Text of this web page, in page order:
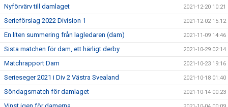
Nyförvärv till damlaget 2021-12-20 10:21
Serieförslag 2022 Division 1 2021-12-02 15:12
En liten summering från lagledaren (dam) 2021-11-09 14:46
Sista matchen för dam, ett härligt derby 2021-10-29 02:14
Matchrapport Dam 2021-10-23 19:16
Serieseger 2021 i Div 2 Västra Svealand 2021-10-18 01:40
Söndagsmatch för damlaget 2021-10-14 00:23